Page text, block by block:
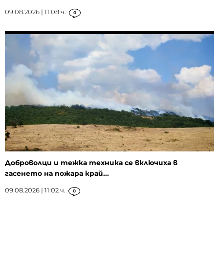
09.08.2026 | 11:08 ч. 0
Доброволци и тежка техника се включиха в
гасенето на пожара край...
09.08.2026 | 11:02 ч. 0